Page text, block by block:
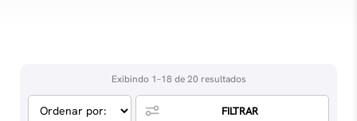
Exibindo 1–18 de 20 resultados
FILTRAR